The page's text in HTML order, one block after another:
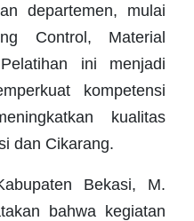
departemen, mulai
Control, Material
ini menjadi
kompetensi
kualitas
dan Cikarang.
Bekasi, M.
bahwa kegiatan